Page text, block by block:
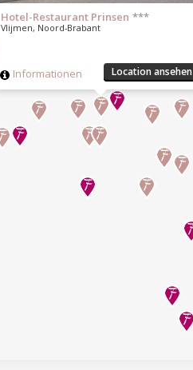
Hotel-Restaurant Prinsen ***
Vlijmen, Noord-Brabant
Informationen Location ansehen